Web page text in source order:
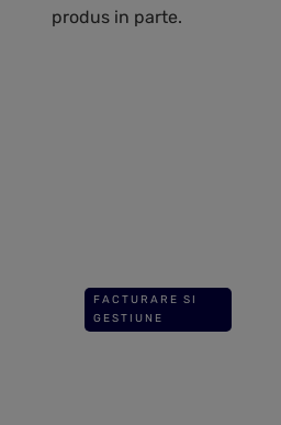
produs in parte.
FACTURARE SI
GESTIUNE